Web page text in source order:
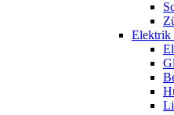
Elektrik